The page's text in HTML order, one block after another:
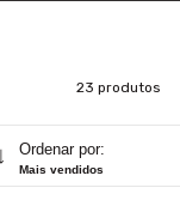
23 produtos
Ordenar por:
Mais vendidos